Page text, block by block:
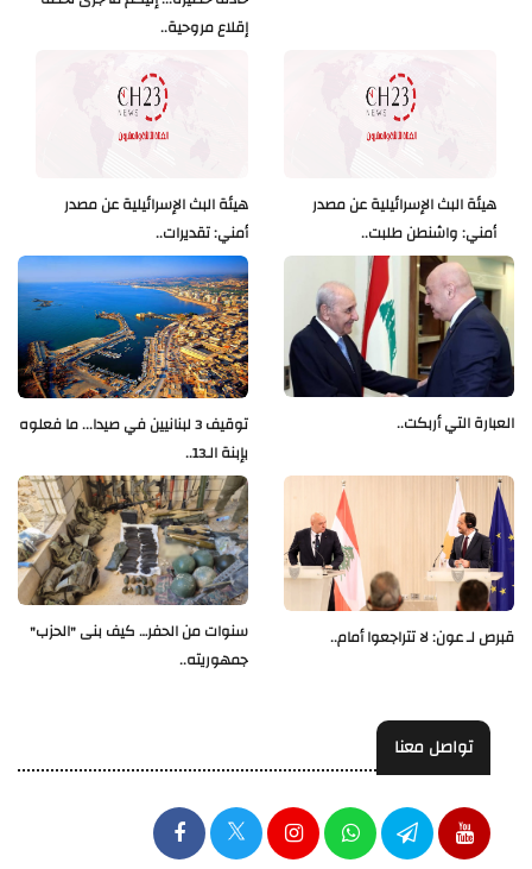
إقلاع مروحية..
هيئة البث الإسرائيلية عن مصدر
أمني: تقديرات..
هيئة البث الإسرائيلية عن مصدر
أمني: واشنطن طلبت..
توقيف 3 لبنانيين في صيدا... ما فعلوه
بإبنة الـ13..
العبارة التي أربكت..
سنوات من الحفر… كيف بنى "الحزب"
جمهوريته..
قبرص لـ عون: لا تتراجعوا أمام..
تواصل معنا